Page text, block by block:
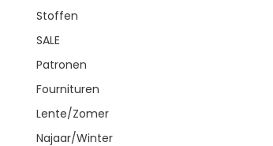
Stoffen
SALE
Patronen
Fournituren
Lente/Zomer
Najaar/Winter